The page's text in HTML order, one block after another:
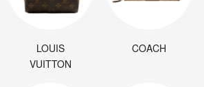
LOUIS
VUITTON
COACH